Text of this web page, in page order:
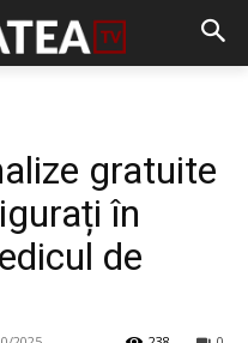
gratuite
în
de